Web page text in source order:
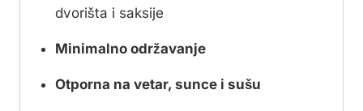
dvorišta i saksije
Minimalno održavanje
Otporna na vetar, sunce i sušu